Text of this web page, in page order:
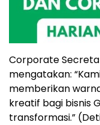
Corporate
mengatakan:
memberikan
kreatif bagi bisnis
transformasi.”